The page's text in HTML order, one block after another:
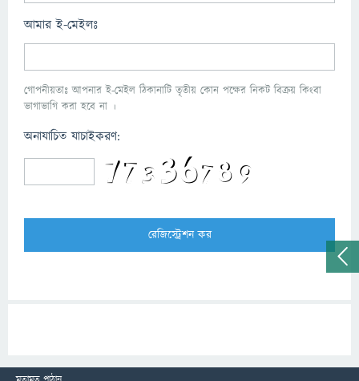
আমার ই-মেইলঃ
গোপনীয়তাঃ আপনার ই-মেইল ঠিকানাটি তৃতীয় কোন পক্ষের নিকট বিক্রয় কিংবা
ভাগাভাগি করা হবে না ।
অনাযাচিত যাচাইকরণ: